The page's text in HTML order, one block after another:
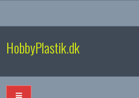
HobbyPlastik.dk